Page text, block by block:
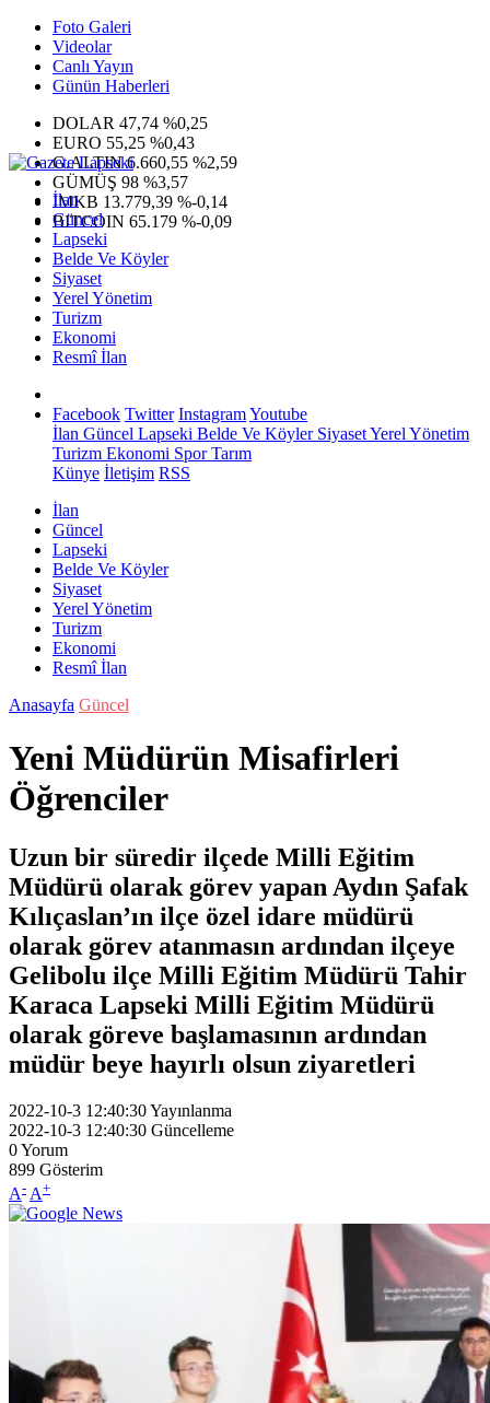
Foto Galeri
Videolar
Canlı Yayın
Günün Haberleri
DOLAR 47,74 %0,25
EURO 55,25 %0,43
G.ALTIN6.660,55 %2,59
GÜMÜŞ 98 %3,57
IMKB 13.779,39 %-0,14
BITCOIN 65.179 %-0,09
İlan
Güncel
Lapseki
Belde Ve Köyler
Siyaset
Yerel Yönetim
Turizm
Ekonomi
Resmî İlan
Facebook Twitter InstagramYoutube
İlan Güncel Lapseki Belde Ve KöylerSiyasetYerel Yönetim
Turizm Ekonomi SporTarım
Künye İletişim RSS
İlan
Güncel
Lapseki
Belde Ve Köyler
Siyaset
Yerel Yönetim
Turizm
Ekonomi
Resmî İlan
Anasayfa Güncel
Yeni Müdürün Misafirleri
Öğrenciler
Uzun bir süredir ilçede Milli Eğitim
Müdürü olarak görev yapan Aydın Şafak
Kılıçaslan’ın ilçe özel idare müdürü
olarak görev atanmasın ardından ilçeye
Gelibolu ilçe Milli Eğitim Müdürü Tahir
Karaca Lapseki Milli Eğitim Müdürü
olarak göreve başlamasının ardından
müdür beye hayırlı olsun ziyaretleri
2022-10-3 12:40:30Yayınlanma
2022-10-3 12:40:30 Güncelleme
0Yorum
899 Gösterim
A- A+